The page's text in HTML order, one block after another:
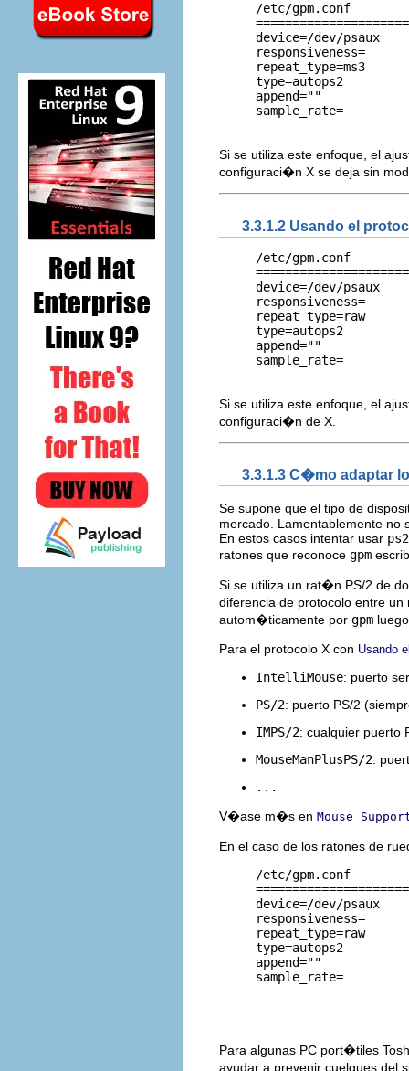
/etc/gpm.conf
device=/dev/psaux
responsiveness=
repeat_type=ms3
type=autops2
append=""
sample_rate=
Si se utiliza este enfoque, el
configuraci�n X se deja sin
3.3.1.2 Usando el
/etc/gpm.conf
device=/dev/psaux
responsiveness=
repeat_type=raw
type=autops2
append=""
sample_rate=
Si se utiliza este enfoque, el
configuraci�n de X.
3.3.1.3 C�mo adaptar
Se supone que el tipo de
mercado. Lamentablemente no
En estos casos intentar usar ps2
ratones que reconoce gpm
Si se utiliza un rat�n PS/2 de
diferencia de protocolo entre
autom�ticamente por gpm
Para el protocolo X con Usando
IntelliMouse: puerto
PS/2: puerto PS/2
IMPS/2: cualquier puerto
MouseManPlusPS/2:
...
V�ase m�s en Mouse
En el caso de los ratones de
/etc/gpm.conf
device=/dev/psaux
responsiveness=
repeat_type=raw
type=autops2
append=""
sample_rate=
Para algunas PC port�tiles
ayudar a prevenir cuelgues del